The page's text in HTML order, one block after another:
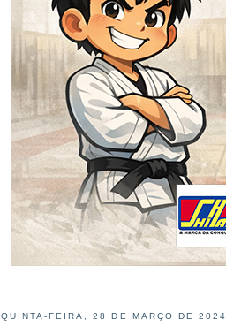
QUINTA-FEIRA, 28 DE MARÇO DE 2024